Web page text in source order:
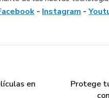
- Instagram -
en
Protege